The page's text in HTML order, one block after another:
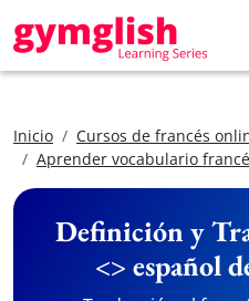
Inicio
Cursos de francés
Aprender vocabulario
Definición y
<> español